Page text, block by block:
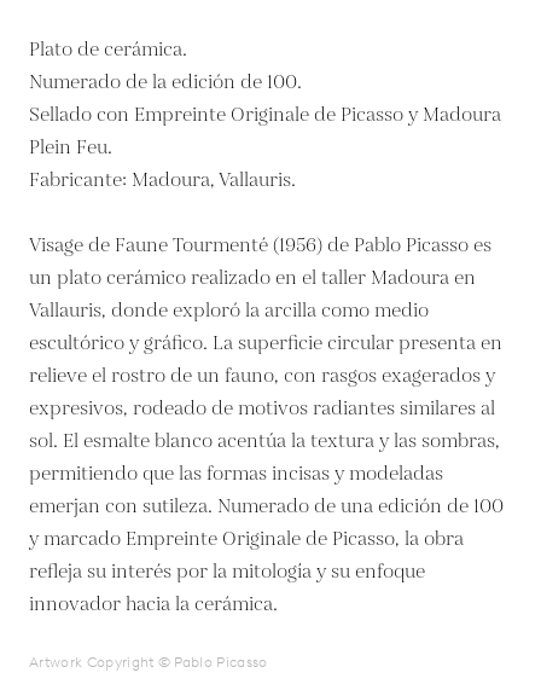
Plato de cerámica.
Numerado de la edición de 100.
Sellado con Empreinte Originale de Picasso y Madoura
Plein Feu.
Fabricante: Madoura, Vallauris.
Visage de Faune Tourmenté (1956) de Pablo Picasso es
un plato cerámico realizado en el taller Madoura en
Vallauris, donde exploró la arcilla como medio
escultórico y gráfico. La superficie circular presenta en
relieve el rostro de un fauno, con rasgos exagerados y
expresivos, rodeado de motivos radiantes similares al
sol. El esmalte blanco acentúa la textura y las sombras,
permitiendo que las formas incisas y modeladas
emerjan con sutileza. Numerado de una edición de 100
y marcado Empreinte Originale de Picasso, la obra
refleja su interés por la mitología y su enfoque
innovador hacia la cerámica.
Artwork Copyright © Pablo Picasso